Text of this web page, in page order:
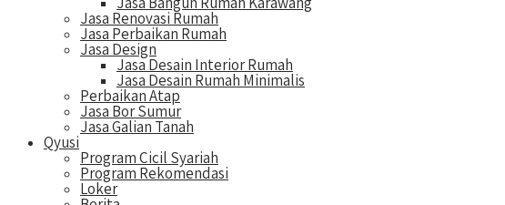
Jasa Renovasi Rumah
Jasa Perbaikan Rumah
Jasa Design
Jasa Desain Interior Rumah
Jasa Desain Rumah Minimalis
Perbaikan Atap
Jasa Bor Sumur
Jasa Galian Tanah
Qyusi
Program Cicil Syariah
Program Rekomendasi
Loker